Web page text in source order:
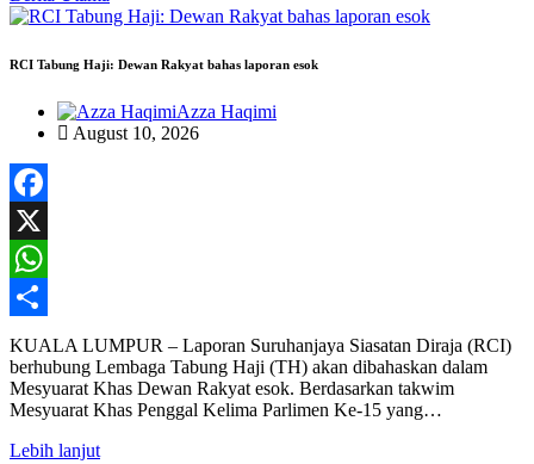
RCI Tabung Haji: Dewan Rakyat bahas laporan esok
Azza Haqimi
August 10, 2026
Facebook
X
WhatsApp
Share
KUALA LUMPUR – Laporan Suruhanjaya Siasatan Diraja (RCI)
berhubung Lembaga Tabung Haji (TH) akan dibahaskan dalam
Mesyuarat Khas Dewan Rakyat esok. Berdasarkan takwim
Mesyuarat Khas Penggal Kelima Parlimen Ke-15 yang…
Lebih lanjut